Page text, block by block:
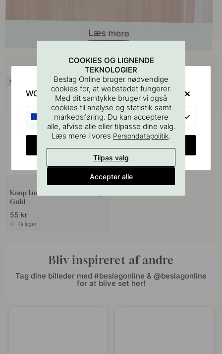
Køb sammen med
+ FARVER
Knop Lund - 25mm - Børstet Lys
Guld
55 kr
På lager
Bliv inspireret af andre
Tag dine billeder med #beslagonline & @beslagonline
for at blive set her!
COOKIES OG LIGNENDE
TEKNOLOGIER
Beslag Online bruger nødvendige
cookies for, at webstedet fungerer.
Med dit samtykke bruger vi også
cookies til analyse og statistik samt
markedsføring. Du kan acceptere
alle, afvise alle eller tilpasse dine valg.
Læs mere i vores Persondatapolitik.
Tilpas valg
Accepter alle
WOULD YOU RATHER VISIT?
EU